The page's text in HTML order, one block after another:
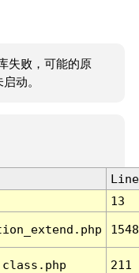
失败，可能的原
动。
Line
13
1548
211